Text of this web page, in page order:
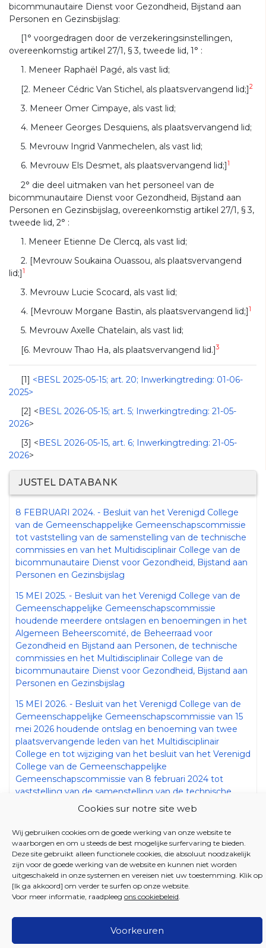
Cookies sur notre site web
Wij gebruiken cookies om de goede werking van onze website te
waarborgen en om u steeds de best mogelijke surfervaring te bieden.
Deze site gebruikt alleen functionele cookies, die absoluut noodzakelijk
zijn voor de goede werking van de website en kunnen niet worden
uitgeschakeld in onze systemen en vereisen niet uw toestemming. Klik op
[Ik ga akkoord] om verder te surfen op onze website.
Voor meer informatie, raadpleeg ons cookiebeleid.
Voorkeuren
bicommunautaire Dienst voor Gezondheid, Bijstand aan
Personen en Gezinsbijslag:
[1° voorgedragen door de verzekeringsinstellingen,
overeenkomstig artikel 27/1, § 3, tweede lid, 1° :
1. Meneer Raphaël Pagé, als vast lid;
[2. Meneer Cédric Van Stichel, als plaatsvervangend lid;]2
3. Meneer Omer Cimpaye, als vast lid;
4. Meneer Georges Desquiens, als plaatsvervangend lid;
5. Mevrouw Ingrid Vanmechelen, als vast lid;
6. Mevrouw Els Desmet, als plaatsvervangend lid;] 1
2° die deel uitmaken van het personeel van de
bicommunautaire Dienst voor Gezondheid, Bijstand aan
Personen en Gezinsbijslag, overeenkomstig artikel 27/1, § 3,
tweede lid, 2° :
1. Meneer Etienne De Clercq, als vast lid;
2. [Mevrouw Soukaina Ouassou, als plaatsvervangend
lid;]1
3. Mevrouw Lucie Scocard, als vast lid;
4. [Mevrouw Morgane Bastin, als plaatsvervangend lid;]1
5. Mevrouw Axelle Chatelain, als vast lid;
[6. Mevrouw Thao Ha, als plaatsvervangend lid.]3
[1] <BESL 2025-05-15; art. 20; Inwerkingtreding: 01-06-
2025>
[2] <BESL 2026-05-15; art. 5; Inwerkingtreding: 21-05-
2026>
[3] <BESL 2026-05-15, art. 6; Inwerkingtreding: 21-05-
2026>
JUSTEL DATABANK
8 FEBRUARI 2024. - Besluit van het Verenigd College
van de Gemeenschappelijke Gemeenschapscommissie
tot vaststelling van de samenstelling van de technische
commissies en van het Multidisciplinair College van de
bicommunautaire Dienst voor Gezondheid, Bijstand aan
Personen en Gezinsbijslag
15 MEI 2025. - Besluit van het Verenigd College van de
Gemeenschappelijke Gemeenschapscommissie
houdende meerdere ontslagen en benoemingen in het
Algemeen Beheerscomité, de Beheerraad voor
Gezondheid en Bijstand aan Personen, de technische
commissies en het Multidisciplinair College van de
bicommunautaire Dienst voor Gezondheid, Bijstand aan
Personen en Gezinsbijslag
15 MEI 2026. - Besluit van het Verenigd College van de
Gemeenschappelijke Gemeenschapscommissie van 15
mei 2026 houdende ontslag en benoeming van twee
plaatsvervangende leden van het Multidisciplinair
College en tot wijziging van het besluit van het Verenigd
College van de Gemeenschappelijke
Gemeenschapscommissie van 8 februari 2024 tot
vaststelling van de samenstelling van de technische
commissies en van het Multidisciplinair College van de
Personen en Gezinsbijslag